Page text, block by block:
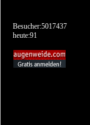
Besucher:5017437
heute:91